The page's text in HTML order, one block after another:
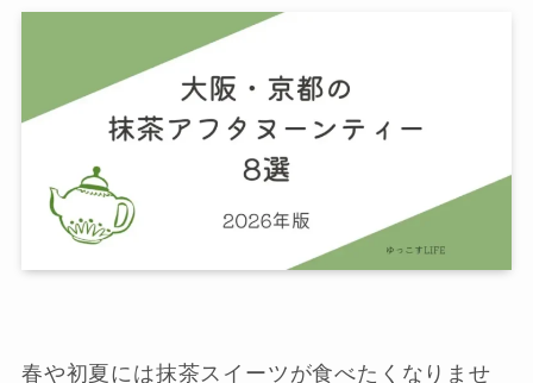
春や初夏には抹茶スイーツが食べたくなりませ